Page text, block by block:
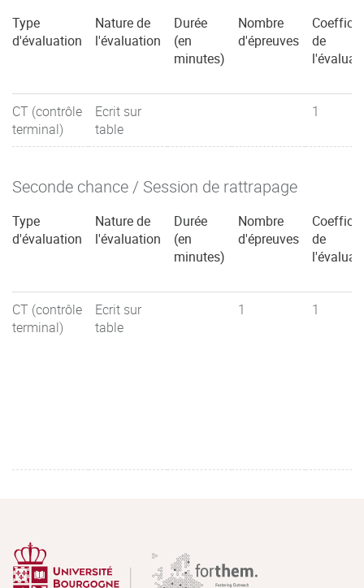
Type
d'évaluation
Nature de
l'évaluation
Durée
(en
minutes)
Nombre
d'épreuves
de
CT (contrôle
terminal)
Ecrit sur
table
1
Seconde chance / Session de rattrapage
Type
d'évaluation
Nature de
l'évaluation
Durée
(en
minutes)
Nombre
d'épreuves
de
CT (contrôle
terminal)
Ecrit sur
table
1 1